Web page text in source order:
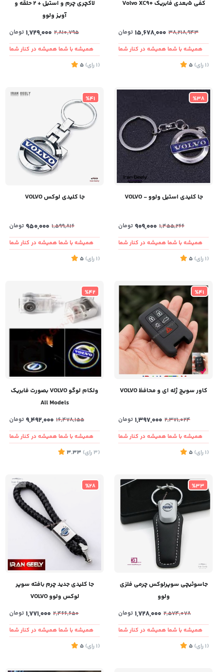
کفی ۵بعدی فابریک Volvo XC90
38,218,943
15,678,000 تومان
همیشه با شما همیشه در کنار شما
(1 رای)
5
لاکچری چرم و استیل + ۲ حلقه و
آویز ولوو
2,810,795
1,729,000 تومان
همیشه با شما همیشه در کنار شما
(1 رای)
5
%38
جا کلیدی استیل ولوو - VOLVO
1,455,266
909,000 تومان
همیشه با شما همیشه در کنار شما
(1 رای)
5
%41
جا کلیدی لوکس VOLVO
1,599,816
950,000 تومان
همیشه با شما همیشه در کنار شما
(1 رای)
5
%41
کاور سویچ ژله ای و محافظ VOLVO
2,371,024
1,397,000 تومان
همیشه با شما همیشه در کنار شما
(1 رای)
5
%42
ولکام لوگو VOLVO بصورت فابریک
All Models
16,478,155
9,492,000 تومان
همیشه با شما همیشه در کنار شما
(3
رای)
3.33
%33
جاسوئیچی سوپرلوکس چرمی فلزی
ولوو
2,574,078
1,728,000 تومان
همیشه با شما همیشه در کنار شما
(1 رای)
5
%28
جا کلیدی جدید چرم بافته سوپر
لوکس ولوو VOLVO
2,466,650
1,771,000 تومان
همیشه با شما همیشه در کنار شما
(1 رای)
5